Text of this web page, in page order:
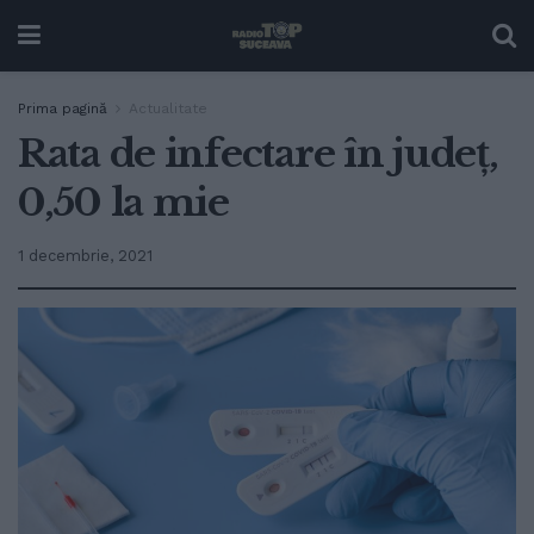
Prima pagină Actualitate
Rata de infectare în județ,
0,50 la mie
1 decembrie, 2021